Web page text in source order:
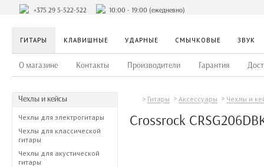
+375 29 5-522-522 10:00 - 19:00 (ежедневно)
ГИТАРЫ КЛАВИШНЫЕ УДАРНЫЕ СМЫЧКОВЫЕ ЗВУК
О магазине Контакты Производители Гарантия
Чехлы и кейсы
Чехлы для электрогитары
Чехлы для классической
гитары
Чехлы для акустической
гитары
Гитары Аксессуары Чехлы и
Crossrock